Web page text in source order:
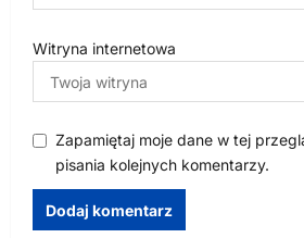
Witryna internetowa
Zapamiętaj moje dane w tej
pisania kolejnych komentarzy.